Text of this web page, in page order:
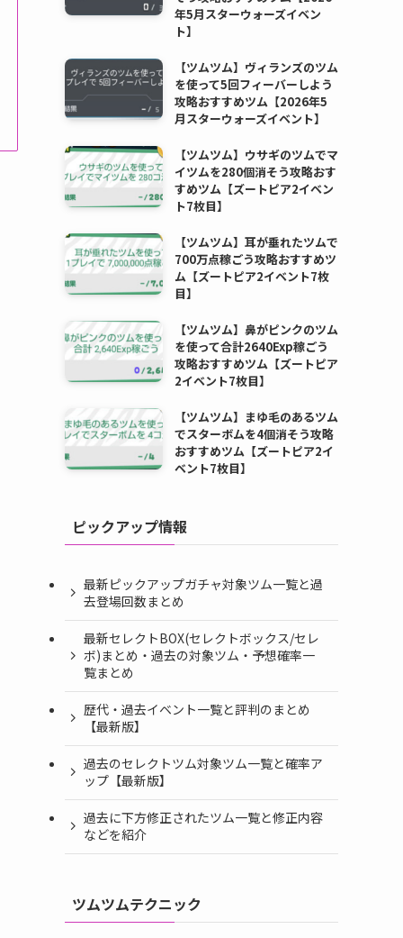
年5月スターウォーズイベン
ト】
【ツムツム】ヴィランズのツム
を使って5回フィーバーしよう
攻略おすすめツム【2026年5
月スターウォーズイベント】
【ツムツム】ウサギのツムでマ
イツムを280個消そう攻略おす
すめツム【ズートピア2イベン
ト7枚目】
【ツムツム】耳が垂れたツムで
700万点稼ごう攻略おすすめツ
ム【ズートピア2イベント7枚
目】
【ツムツム】鼻がピンクのツム
を使って合計2640Exp稼ごう
攻略おすすめツム【ズートピア
2イベント7枚目】
【ツムツム】まゆ毛のあるツム
でスターボムを4個消そう攻略
おすすめツム【ズートピア2イ
ベント7枚目】
ピックアップ情報
最新ピックアップガチャ対象ツム一覧と過
去登場回数まとめ
最新セレクトBOX(セレクトボックス/セレ
ボ)まとめ・過去の対象ツム・予想確率一
覧まとめ
歴代・過去イベント一覧と評判のまとめ
【最新版】
過去のセレクトツム対象ツム一覧と確率ア
ップ【最新版】
過去に下方修正されたツム一覧と修正内容
などを紹介
ツムツムテクニック